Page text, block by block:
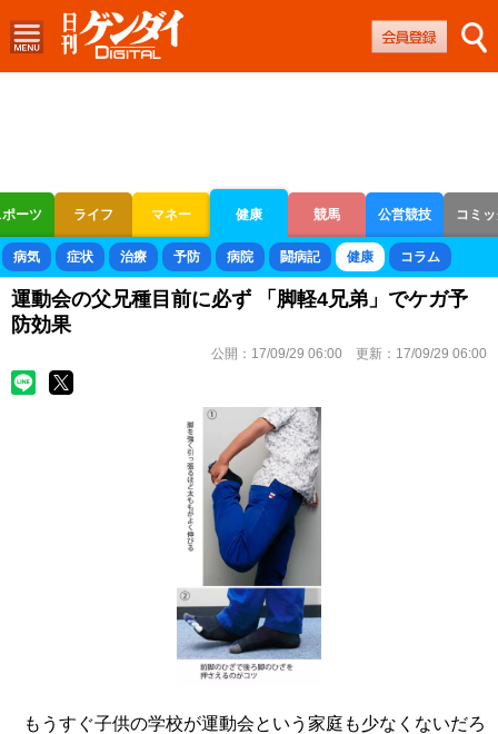
ーツ ライフ マネー 健康 競馬 公営競技 コミ
ボートレース 競輪 オートレース
病気 症状 治療 予防 病院 闘病記 健康 コラム
運動会の父兄種目前に必ず 「脚軽4兄弟」でケガ予
防効果
公開： 17/09/29 06:00 更新： 17/09/29 06:00
もうすぐ子供の学校が運動会という家庭も少なくないだろ